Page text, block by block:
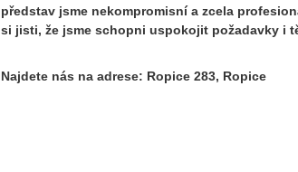
představ jsme nekompromisní a zcela
si jisti, že jsme schopni uspokojit požadavky i
Najdete nás na adrese: Ropice 283, Ropice